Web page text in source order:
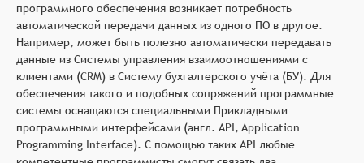
программного обеспечения возникает потребность
автоматической передачи данных из одного ПО в другое.
Например, может быть полезно автоматически передавать
данные из Системы управления взаимоотношениями с
клиентами (CRM) в Систему бухгалтерского учёта (БУ). Для
обеспечения такого и подобных сопряжений программные
системы оснащаются специальными Прикладными
программными интерфейсами (англ. API, Application
Programming Interface). С помощью таких API любые